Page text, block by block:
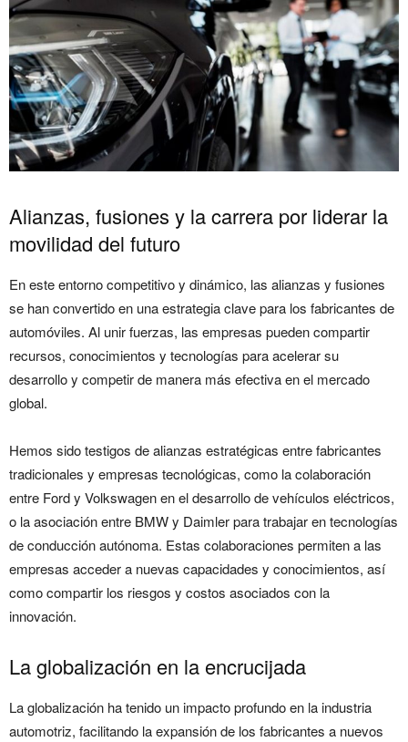
Alianzas, fusiones y la carrera por liderar la
movilidad del futuro
En este entorno competitivo y dinámico, las alianzas y fusiones
se han convertido en una estrategia clave para los fabricantes de
automóviles. Al unir fuerzas, las empresas pueden compartir
recursos, conocimientos y tecnologías para acelerar su
desarrollo y competir de manera más efectiva en el mercado
global.
Hemos sido testigos de alianzas estratégicas entre fabricantes
tradicionales y empresas tecnológicas, como la colaboración
entre Ford y Volkswagen en el desarrollo de vehículos eléctricos,
o la asociación entre BMW y Daimler para trabajar en tecnologías
de conducción autónoma. Estas colaboraciones permiten a las
empresas acceder a nuevas capacidades y conocimientos, así
como compartir los riesgos y costos asociados con la
innovación.
La globalización en la encrucijada
La globalización ha tenido un impacto profundo en la industria
automotriz, facilitando la expansión de los fabricantes a nuevos